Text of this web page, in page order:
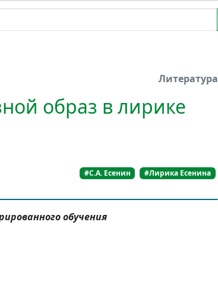
Литература
образ в лирике
#С.А. Есенин #Лирика Есенина
обучения